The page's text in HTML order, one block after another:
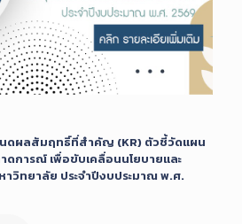
นดผลสัมฤทธิ์ที่สำคัญ (KR) ตัวชี้วัดแผน
ดการณ์ เพื่อขับเคลื่อนนโยบายและ
วิทยาลัย ประจำปีงบประมาณ พ.ศ.